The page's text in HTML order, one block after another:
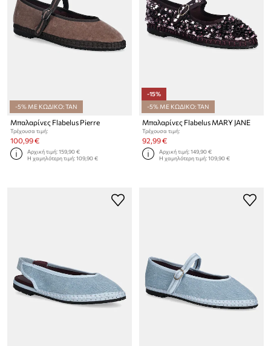
-5% ΜΕ ΚΩΔΙΚΟ: TAN
Μπαλαρίνες Flabelus Pierre
Τρέχουσα τιμή:
100,99 €
Αρχική τιμή:159,90 €
Η χαμηλότερη τιμή:109,90 €
-15%
-5% ΜΕ ΚΩΔΙΚΟ: TAN
Μπαλαρίνες Flabelus MARY JANE
Τρέχουσα τιμή:
92,99 €
Αρχική τιμή:149,90 €
Η χαμηλότερη τιμή:109,90 €